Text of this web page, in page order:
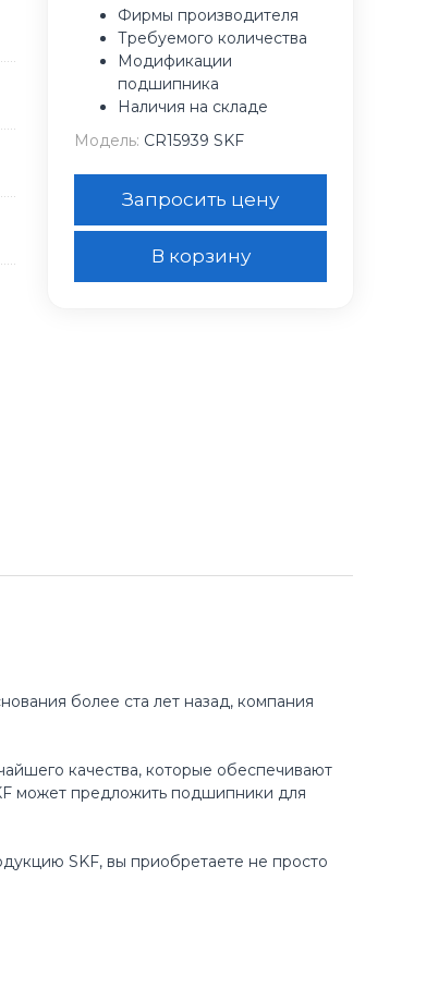
Фирмы производителя
Требуемого количества
Модификации
подшипника
Наличия на складе
Модель: CR15939 SKF
Запросить цену
В корзину
более ста лет назад, компания
качества, которые обеспечивают
может предложить подшипники для
SKF, вы приобретаете не просто